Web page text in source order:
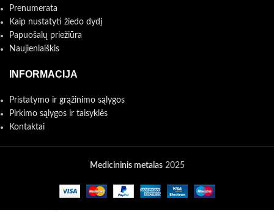
Prenumerata
Kaip nustatyti žiedo dydį
Papuošalų priežiūra
Naujienlaiškis
INFORMACIJA
Pristatymo ir grąžinimo sąlygos
Pirkimo sąlygos ir taisyklės
Kontaktai
Medicininis metalas2025